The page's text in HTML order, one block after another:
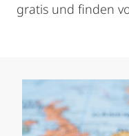
gratis und finden